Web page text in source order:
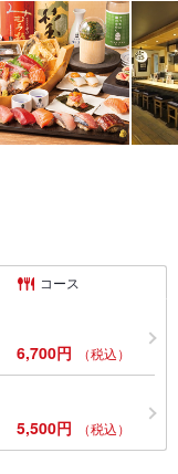
コース
6,700円 （税込）
5,500円 （税込）